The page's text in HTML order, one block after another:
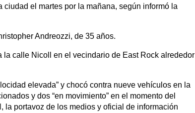
el martes por la mañana, según informó la
Andreozzi, de 35 años.
la calle Nicoll en el vecindario de East Rock alrededor
elevada” y chocó contra nueve vehículos en la
y dos “en movimiento” en el momento del
la portavoz de los medios y oficial de información